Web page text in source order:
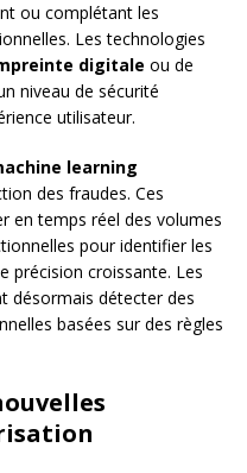
ou complétant les
Les technologies
digitale ou de
niveau de sécurité
utilisateur.
learning
des fraudes. Ces
en temps réel des volumes
pour identifier les
précision croissante. Les
désormais détecter des
basées sur des règles